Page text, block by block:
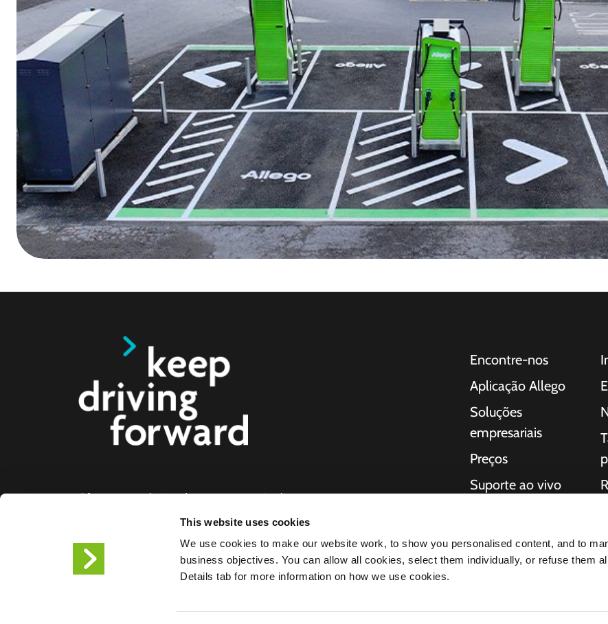
This website uses cookies
We use cookies to make our website work, to show you personalised content, and to
business objectives. You can allow all cookies, select them individually, or refuse them
Details tab for more information on how we use cookies.
Oferecemos soluções de carregamento inteligente para carros
empresas e cidades. As nossas soluções de carregamento completas
facilitam às empresas e às cidades a disponibilização da
infraestrutura de que os condutores de veículos eléctricos
necessitam, enquanto a escalabilidade dos nossos produtos nos
Encontre-nos
Aplicação Allego
Soluções
empresariais
Preços
Suporte ao vivo
Fornecedores